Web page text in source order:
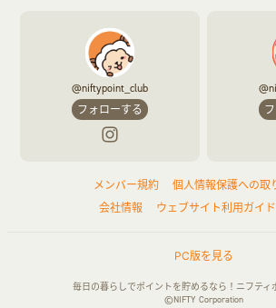
@niftypoint_club
フォローする
メンバー規約
個人情報保護への取
会社情報
ウェブサイト利用ガイ
PC版を見る
毎日の暮らしでポイントを貯めるなら！ニフティ
©NIFTY Corporation